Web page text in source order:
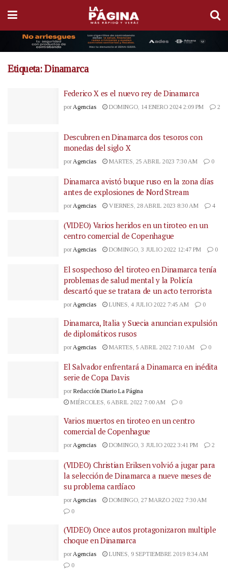
Etiqueta:Dinamarca
Federico X es el nuevo rey de Dinamarca
por Agencias DOMINGO, 14 ENERO 2024 2:09 PM 2
Descubren en Dinamarca dos tesoros con
monedas del siglo X
porAgencias MARTES, 25 ABRIL 2023 7:30 AM 0
Dinamarca avistó buque ruso en la zona días
antes de explosiones de Nord Stream
por Agencias VIERNES, 28 ABRIL 2023 8:30 AM 4
(VIDEO) Varios heridos en un tiroteo en un
centro comercial de Copenhague
porAgencias DOMINGO, 3 JULIO 2022 12:47 PM 0
El sospechoso del tiroteo en Dinamarca tenía
problemas de salud mental y la Policía
descartó que se tratara de un acto terrorista
por Agencias LUNES, 4 JULIO 2022 7:45 AM 0
Dinamarca, Italia y Suecia anuncian expulsión
de diplomáticos rusos
por Agencias MARTES, 5 ABRIL 2022 7:10 AM 0
El Salvador enfrentará a Dinamarca en inédita
serie de Copa Davis
por Redacción Diario La Página
MIÉRCOLES, 6 ABRIL 2022 7:00 AM
0
Varios muertos en tiroteo en un centro
comercial de Copenhague
porAgencias DOMINGO, 3 JULIO 2022 3:41 PM 2
(VIDEO) Christian Eriksen volvió a jugar para
la selección de Dinamarca a nueve meses de
su problema cardíaco
por Agencias
DOMINGO, 27 MARZO 2022 7:30 AM
0
(VIDEO) Once autos protagonizaron multiple
choque en Dinamarca
por Agencias
LUNES, 9 SEPTIEMBRE 2019 8:34 AM
0